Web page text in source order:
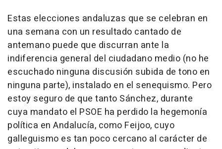
Estas elecciones andaluzas que se celebran en
una semana con un resultado cantado de
antemano puede que discurran ante la
indiferencia general del ciudadano medio (no he
escuchado ninguna discusión subida de tono en
ninguna parte), instalado en el senequismo. Pero
estoy seguro de que tanto Sánchez, durante
cuya mandato el PSOE ha perdido la hegemonía
política en Andalucía, como Feijoo, cuyo
galleguismo es tan poco cercano al carácter de